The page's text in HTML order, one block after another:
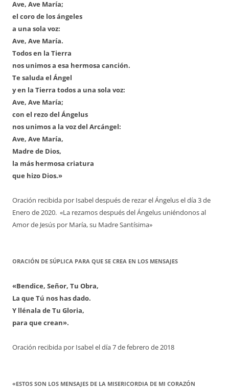
Ave, Ave María;
el coro de los ángeles
a una sola voz:
Ave, Ave María.
Todos en la Tierra
nos unimos a esa hermosa canción.
Te saluda el Ángel
y en la Tierra todos a una sola voz:
Ave, Ave María;
con el rezo del Ángelus
nos unimos a la voz del Arcángel:
Ave, Ave María,
Madre de Dios,
la más hermosa criatura
que hizo Dios.»
Oración recibida por Isabel después de rezar el Ángelus el día 3 de
Enero de 2020. «La rezamos después del Ángelus uniéndonos al
Amor de Jesús por María, su Madre Santísima»
ORACIÓN DE SÚPLICA PARA QUE SE CREA EN LOS MENSAJES
«Bendice, Señor, Tu Obra,
La que Tú nos has dado.
Y llénala de Tu Gloria,
para que crean».
Oración recibida por Isabel el día 7 de febrero de 2018
«ESTOS SON LOS MENSAJES DE LA MISERICORDIA DE MI CORAZÓN